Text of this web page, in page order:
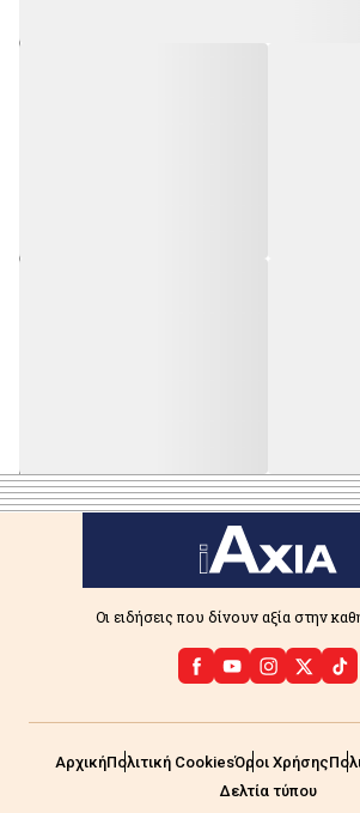
Οι ειδήσεις που δίνουν αξία στην
ΑρχικήΠολιτική CookiesΌροι Χρήσης
Δελτία τύπου